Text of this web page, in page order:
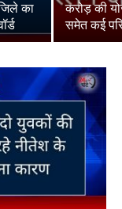
का
करोड़ की
समेत कई